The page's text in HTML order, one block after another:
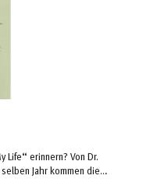
Life“ erinnern? Von Dr.
Jahr kommen die